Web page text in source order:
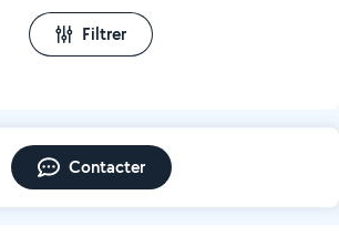
Filtrer
Contacter